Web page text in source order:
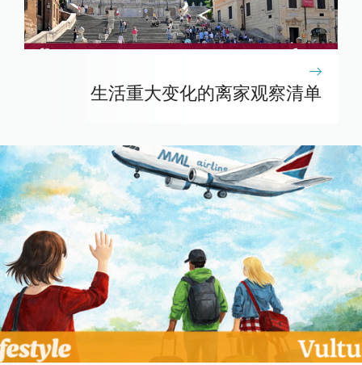
生活重大变化的离家观察清单